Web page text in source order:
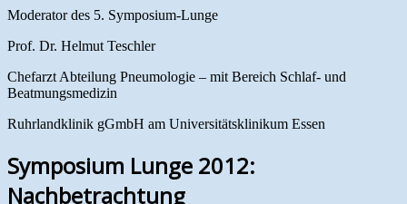
Moderator des 5. Symposium-Lunge
Prof. Dr. Helmut Teschler
Chefarzt Abteilung Pneumologie – mit Bereich Schlaf- und
Beatmungsmedizin
Ruhrlandklinik gGmbH am Universitätsklinikum Essen
Symposium Lunge 2012:
Nachbetrachtung